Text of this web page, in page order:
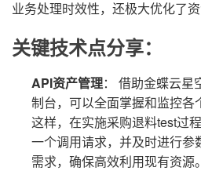
业务处理时效性，还极大优化了资
关键技术点分享：
API资产管理： 借助金蝶云星
制台，可以全面掌握和监控各
这样，在实施采购退料test过
一个调用请求，并及时进行参
需求，确保高效利用现有资源。